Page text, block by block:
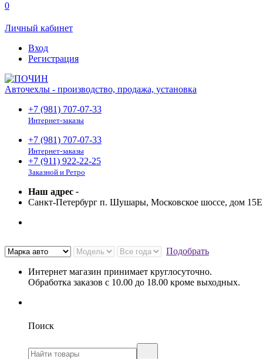
0
Личный кабинет
Вход
Регистрация
Авточехлы - производство, продажа, установка
+7 (981) 707-07-33
Интернет-заказы
+7 (981) 707-07-33
Интернет-заказы
+7 (911) 922-22-25
Заказной и Ретро
Наш адрес -
Санкт-Петербург п. Шушары, Московское шоссе, дом
Подобрать
Интернет магазин принимает круглосуточно.
Обработка заказов с 10.00 до 18.00 кроме выходных.
Поиск